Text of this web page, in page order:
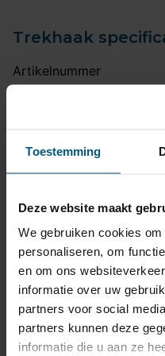
Toestemming
Deze website maakt
We gebruiken cookies
personaliseren, om
en om ons
informatie over uw
partners voor social
partners kunnen deze
informatie die u aan ze
Trekhaak
Artikelnummer
Uitvoering
Maximaal trekgewicht
Maximale kogeldruk
Europees keurmerk
Bumperuitsnede
Uitsnede zichtbaar
Montagetijd